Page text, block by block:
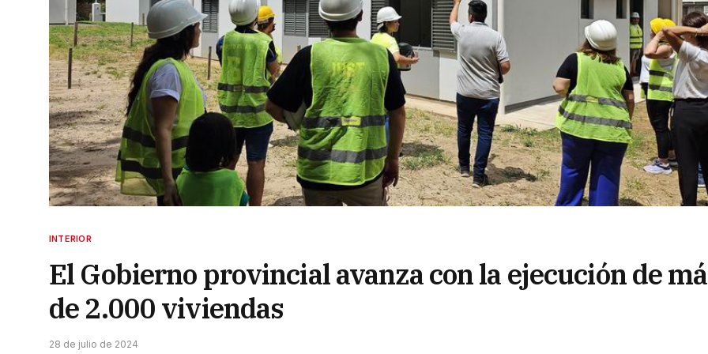
INTERIOR
El Gobierno provincial avanza con la ejecución de
de 2.000 viviendas
28 de julio de 2024